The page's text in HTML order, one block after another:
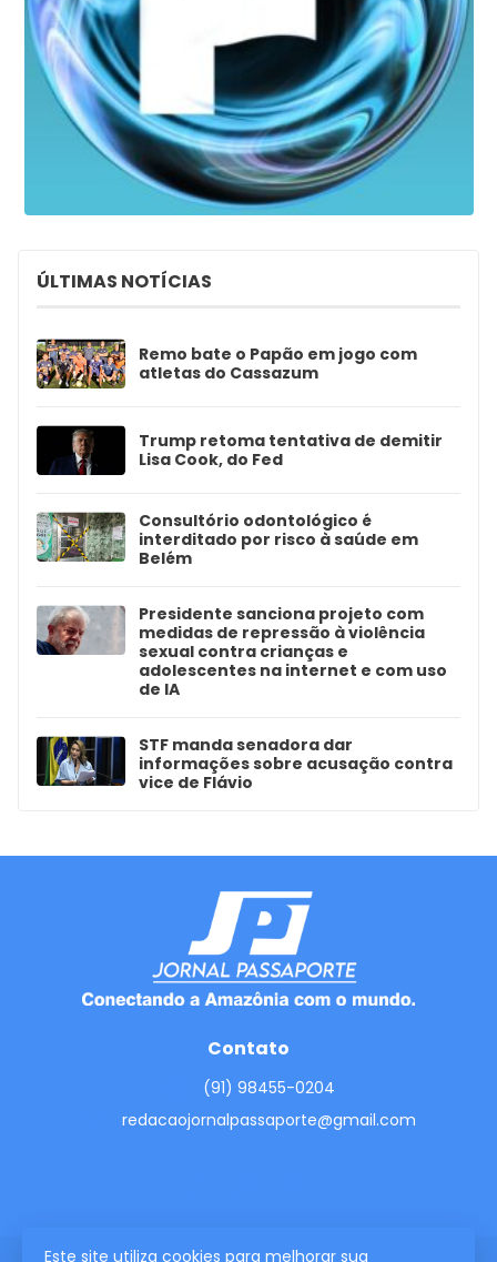
ÚLTIMAS NOTÍCIAS
Remo bate o Papão em jogo com
atletas do Cassazum
Trump retoma tentativa de demitir
Lisa Cook, do Fed
Consultório odontológico é
interditado por risco à saúde em
Belém
Presidente sanciona projeto com
medidas de repressão à violência
sexual contra crianças e
adolescentes na internet e com uso
de IA
STF manda senadora dar
informações sobre acusação contra
vice de Flávio
Este site utiliza cookies para melhorar sua
Contato
(91) 98455-0204
redacaojornalpassaporte@gmail.com